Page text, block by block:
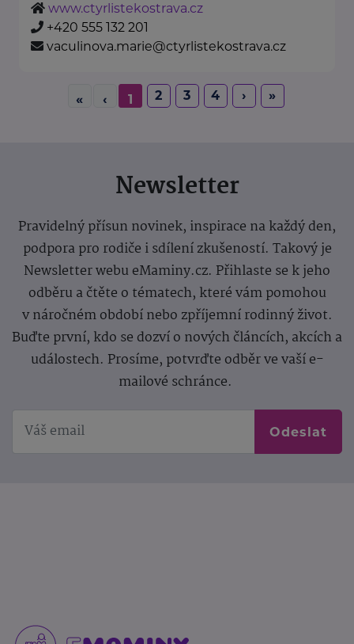
www.ctyrlistekostrava.cz
+420 555 132 201
vaculinova.marie@ctyrlistekostrava.cz
« ‹ 1 2 3 4 › »
Newsletter
Pravidelný přísun novinek, inspirace na každý den,
podpora pro rodiče i sdílení zkušeností. Takový je
Newsletter webu eMaminy.cz. Přihlaste se k jeho
odběru a čtěte o tématech, které vám pomohou
v náročném období nebo zpříjemní rodinný život.
Buďte první, kdo se dozví o nových článcích, akcích a
událostech. Prosíme, potvrďte odběr ve vaší e-
mailové schránce.
Odeslat